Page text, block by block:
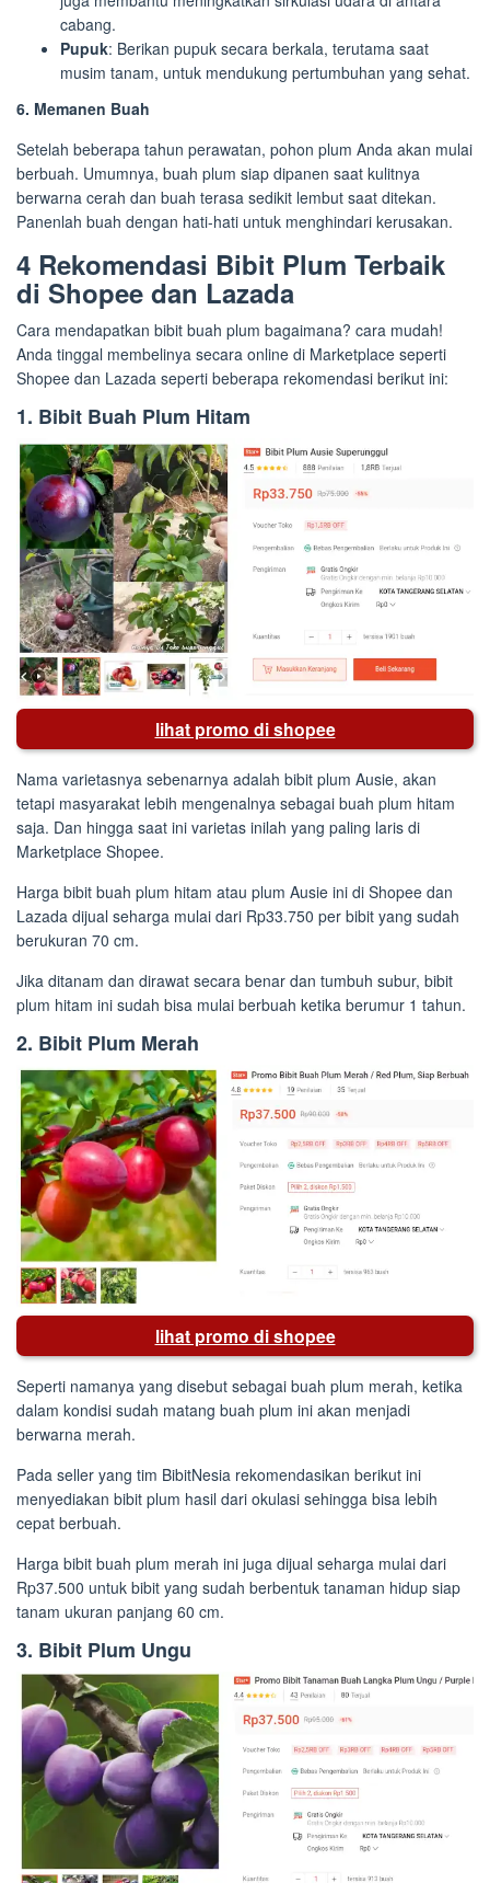
cabang.
Pupuk: Berikan pupuk secara berkala, terutama saat
musim tanam, untuk mendukung pertumbuhan yang sehat.
6. Memanen Buah
Setelah beberapa tahun perawatan, pohon plum Anda akan mulai
berbuah. Umumnya, buah plum siap dipanen saat kulitnya
berwarna cerah dan buah terasa sedikit lembut saat ditekan.
Panenlah buah dengan hati-hati untuk menghindari kerusakan.
4 Rekomendasi Bibit Plum Terbaik
di Shopee dan Lazada
Cara mendapatkan bibit buah plum bagaimana? cara mudah!
Anda tinggal membelinya secara online di Marketplace seperti
Shopee dan Lazada seperti beberapa rekomendasi berikut ini:
1. Bibit Buah Plum Hitam
lihat promo di shopee
Nama varietasnya sebenarnya adalah bibit plum Ausie, akan
tetapi masyarakat lebih mengenalnya sebagai buah plum hitam
saja. Dan hingga saat ini varietas inilah yang paling laris di
Marketplace Shopee.
Harga bibit buah plum hitam atau plum Ausie ini di Shopee dan
Lazada dijual seharga mulai dari Rp33.750 per bibit yang sudah
berukuran 70 cm.
Jika ditanam dan dirawat secara benar dan tumbuh subur, bibit
plum hitam ini sudah bisa mulai berbuah ketika berumur 1 tahun.
2. Bibit Plum Merah
lihat promo di shopee
Seperti namanya yang disebut sebagai buah plum merah, ketika
dalam kondisi sudah matang buah plum ini akan menjadi
berwarna merah.
Pada seller yang tim BibitNesia rekomendasikan berikut ini
menyediakan bibit plum hasil dari okulasi sehingga bisa lebih
cepat berbuah.
Harga bibit buah plum merah ini juga dijual seharga mulai dari
Rp37.500 untuk bibit yang sudah berbentuk tanaman hidup siap
tanam ukuran panjang 60 cm.
3. Bibit Plum Ungu